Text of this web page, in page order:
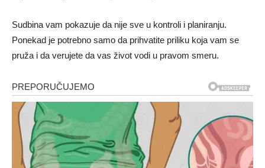
Sudbina vam pokazuje da nije sve u kontroli i planiranju.
Ponekad je potrebno samo da prihvatite priliku koja vam se
pruža i da verujete da vas život vodi u pravom smeru.